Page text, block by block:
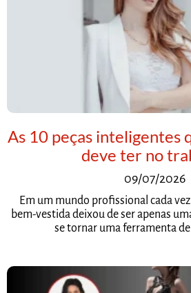
As 10 peças inteligentes
deve ter no
09/07/2026
Em um mundo profissional cada
bem-vestida deixou de ser apenas
se tornar uma ferramenta